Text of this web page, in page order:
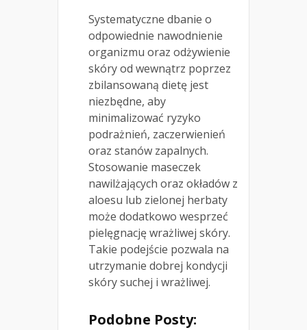
Systematyczne dbanie o
odpowiednie nawodnienie
organizmu oraz odżywienie
skóry od wewnątrz poprzez
zbilansowaną dietę jest
niezbędne, aby
minimalizować ryzyko
podrażnień, zaczerwienień
oraz stanów zapalnych.
Stosowanie maseczek
nawilżających oraz okładów z
aloesu lub zielonej herbaty
może dodatkowo wesprzeć
pielęgnację wrażliwej skóry.
Takie podejście pozwala na
utrzymanie dobrej kondycji
skóry suchej i wrażliwej.
Podobne Posty: